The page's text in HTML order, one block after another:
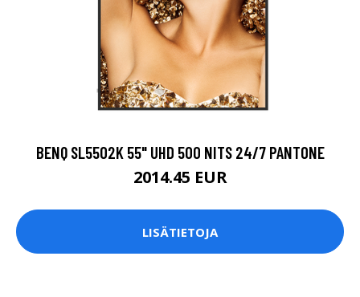
BENQ SL5502K 55" UHD 500 NITS 24/7 PANTONE
2014.45 EUR
LISÄTIETOJA